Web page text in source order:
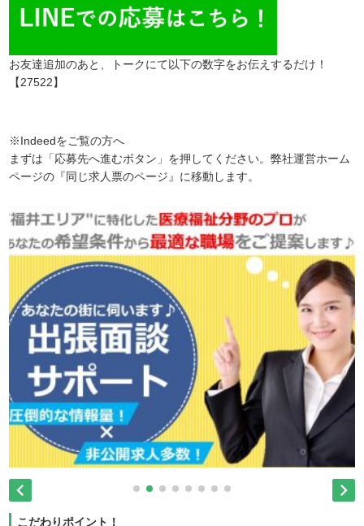
お友達追加のあと、トークにて以下の数字をお伝えするだけ！
【27522】
※Indeedをご覧の方へ
まずは「応募先へ進むボタン」を押してください。弊社運営ホーム
ページの『同じ求人票のページ』に移動します。
 
こだわりポイント！